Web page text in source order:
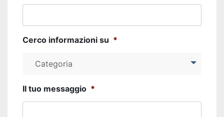
Orientamento
ITS
Cerco informazioni su *
Categoria
II tuo messaggio *